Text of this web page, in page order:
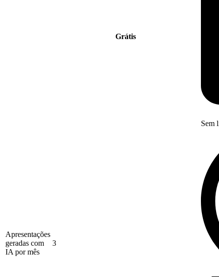
Grátis
Apresentações
geradas com
IA por mês
3
Sem